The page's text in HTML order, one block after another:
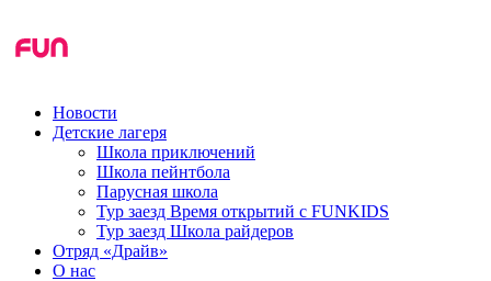
Новости
Детские лагеря
Школа приключений
Школа пейнтбола
Парусная школа
Тур заезд Время открытий с FUNKIDS
Тур заезд Школа райдеров
Отряд «Драйв»
О нас